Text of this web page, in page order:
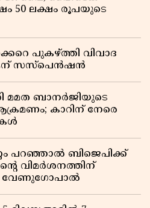
50 ലക്ഷം രൂപയുടെ
പുകഴ്ത്തി വിവാദ
സസ്പെൻഷൻ
മമത ബാനർജിയുടെ
കാറിന് നേരെ
പറഞ്ഞാൽ ബിജെപിക്ക്
വിമർശനത്തിന്
വേണുഗോപാൽ